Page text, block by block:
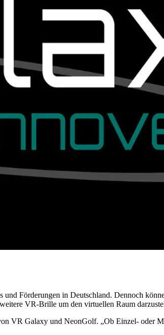
Förderungen in Deutschland. Dennoch
VR-Brille um den virtuellen Raum
VR Galaxy und NeonGolf. „Ob Einzel- oder